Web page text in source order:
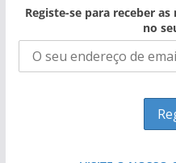
Registe-se para receber
no